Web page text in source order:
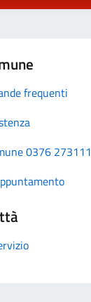
frequenti
0376 273111